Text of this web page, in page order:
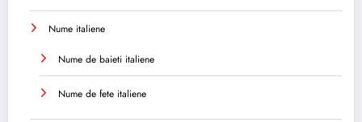
Nume italiene
Nume de baieti italiene
Nume de fete italiene